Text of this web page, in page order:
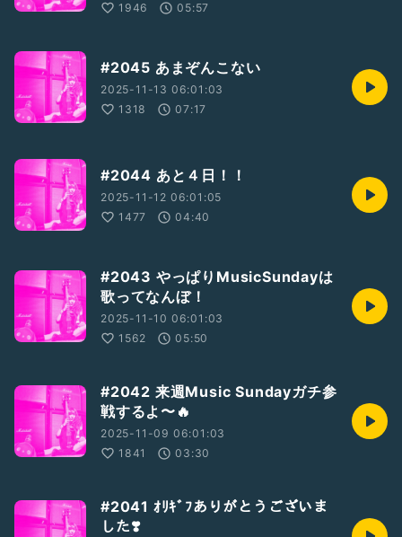
1946
05:57
#2045 あまぞんこない
2025-11-13 06:01:03
1318
07:17
#2044 あと４日！！
2025-11-12 06:01:05
1477
04:40
#2043 やっぱりMusicSundayは
歌ってなんぼ！
2025-11-10 06:01:03
1562
05:50
#2042 来週Music Sundayガチ参
戦するよ〜🔥
2025-11-09 06:01:03
1841
03:30
#2041 ｵﾘｷﾞﾌありがとうございま
した❣️